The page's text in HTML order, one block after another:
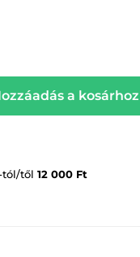
a kosárhoz
tól/től 12 000 Ft